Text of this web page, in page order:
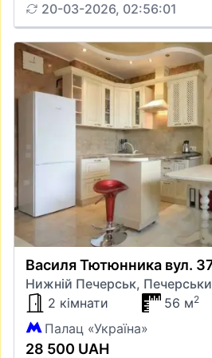
20-03-2026, 02:56:01
Василя Тютюнника вул.
Нижній Печерськ,
2 кімнати
56 м2
Палац «Україна»
28 500 UAH